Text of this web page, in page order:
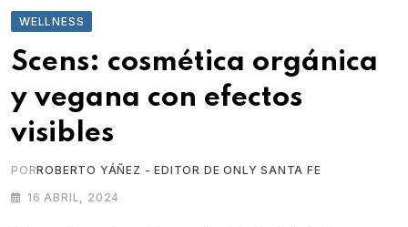
WELLNESS
Scens: cosmética orgánica
y vegana con efectos
visibles
PORROBERTO YÁÑEZ - EDITOR DE ONLY SANTA FE
16 ABRIL, 2024